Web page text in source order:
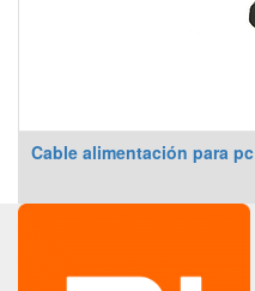
Cable alimentación para pc